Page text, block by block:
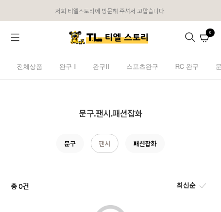
저희 티엘스토리에 방문해 주셔서 고맙습니다.
0
전체상품 완구 I 완구II 스포츠완구 RC 완구
문구.팬시.패션잡화
문구 팬시 패션잡화
총0건